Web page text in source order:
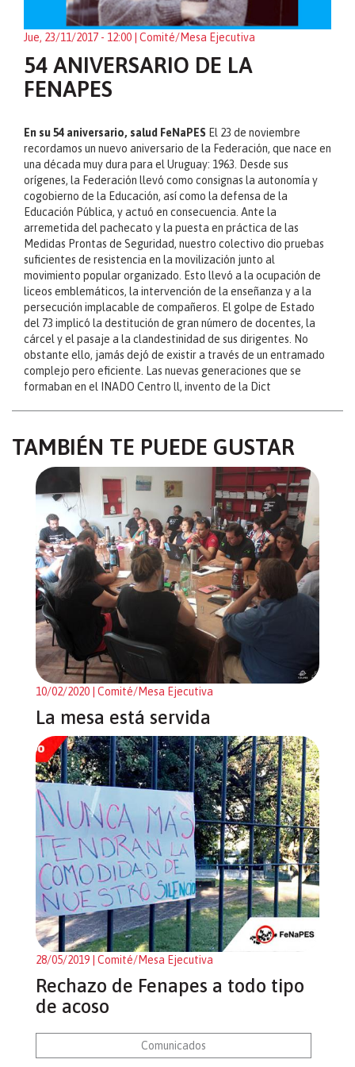
Jue, 23/11/2017 - 12:00 | Comité/Mesa Ejecutiva
54 ANIVERSARIO DE LA
FENAPES
En su 54 aniversario, salud FeNaPES El 23 de noviembre
recordamos un nuevo aniversario de la Federación, que nace en
una década muy dura para el Uruguay: 1963. Desde sus
orígenes, la Federación llevó como consignas la autonomía y
cogobierno de la Educación, así como la defensa de la
Educación Pública, y actuó en consecuencia. Ante la
arremetida del pachecato y la puesta en práctica de las
Medidas Prontas de Seguridad, nuestro colectivo dio pruebas
suficientes de resistencia en la movilización junto al
movimiento popular organizado. Esto llevó a la ocupación de
liceos emblemáticos, la intervención de la enseñanza y a la
persecución implacable de compañeros. El golpe de Estado
del 73 implicó la destitución de gran número de docentes, la
cárcel y el pasaje a la clandestinidad de sus dirigentes. No
obstante ello, jamás dejó de existir a través de un entramado
complejo pero eficiente. Las nuevas generaciones que se
formaban en el INADO Centro ll, invento de la Dict
TAMBIÉN TE PUEDE GUSTAR
10/02/2020 | Comité/Mesa Ejecutiva
La mesa está servida
28/05/2019 | Comité/Mesa Ejecutiva
Rechazo de Fenapes a todo tipo
de acoso
Comunicados